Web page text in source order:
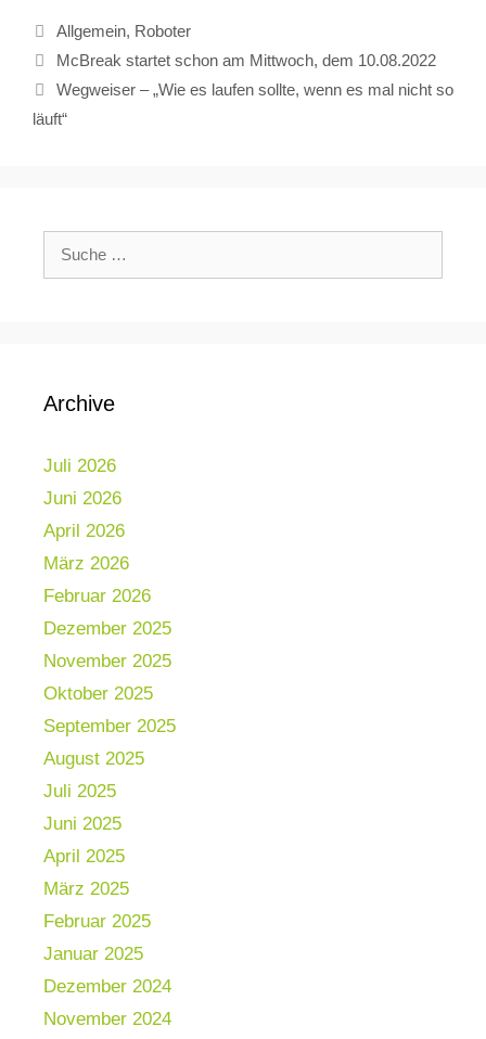
Allgemein, Roboter
McBreak startet schon am Mittwoch, dem 10.08.2022
Wegweiser – „Wie es laufen sollte, wenn es mal nicht so
läuft“
Archive
Juli 2026
Juni 2026
April 2026
März 2026
Februar 2026
Dezember 2025
November 2025
Oktober 2025
September 2025
August 2025
Juli 2025
Juni 2025
April 2025
März 2025
Februar 2025
Januar 2025
Dezember 2024
November 2024